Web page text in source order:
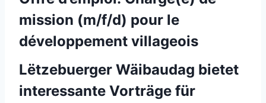
mission (m/f/d) pour le
développement villageois
Lëtzebuerger Wäibaudag bietet
interessante Vorträge für